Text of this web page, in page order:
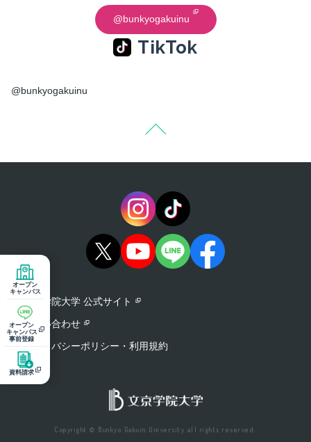
@bunkyogakuinu
TikTok
@bunkyogakuinu
文京学院大学 公式サイト
お問い合わせ
プライバシーポリシー・利用規約
Copyright © Bunkyo Gakuin University all rights reserved.
オープン
キャンパス
オープン
キャンパス
事前登録
資料請求